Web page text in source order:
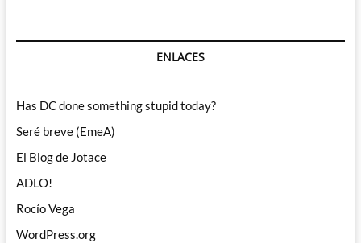
ENLACES
Has DC done something stupid today?
Seré breve (EmeA)
El Blog de Jotace
ADLO!
Rocío Vega
WordPress.org